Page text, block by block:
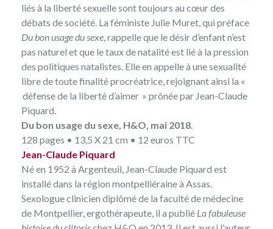
liés à la liberté sexuelle sont toujours au cœur des
débats de société. La féministe Julie Muret, qui préface
Du bon usage du sexe , rappelle que le désir d’enfant n’est
pas naturel et que le taux de natalité est lié à la pression
des politiques natalistes. Elle en appelle à une sexualité
libre de toute finalité procréatrice, rejoignant ainsi la «
défense de la liberté d’aimer » prônée par Jean-Claude
Piquard.
Du bon usage du sexe, H&O, mai 2018
128 pages • 13,5 X 21 cm • 12 euros TTC
Jean-Claude Piquard
Né en 1952 à Argenteuil, Jean-Claude Piquard est
installé dans la région montpelliéraine à Assas.
Sexologue clinicien diplômé de la faculté de médecine
de Montpellier, ergothérapeute, il a publié La fabuleuse